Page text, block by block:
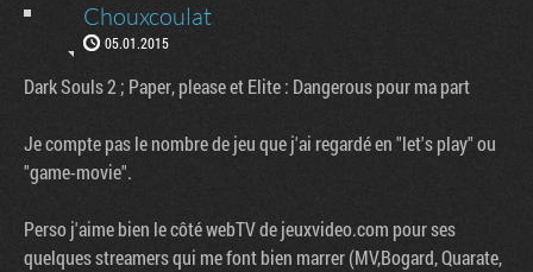
Chouxcoulat
05.01.2015
Dark Souls 2 ; Paper, please et Elite : Dangerous pour ma part
Je compte pas le nombre de jeu que j'ai regardé en "let's play" ou
"game-movie".
Perso j'aime bien le côté webTV de jeuxvideo.com pour ses
quelques streamers qui me font bien marrer (MV,Bogard, Quarate,